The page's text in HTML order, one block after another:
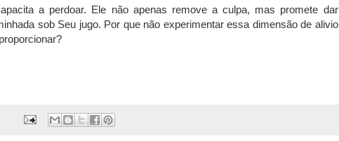
a perdoar. Ele não apenas remove a culpa, mas promete dar
sob Seu jugo. Por que não experimentar essa dimensão de alivio